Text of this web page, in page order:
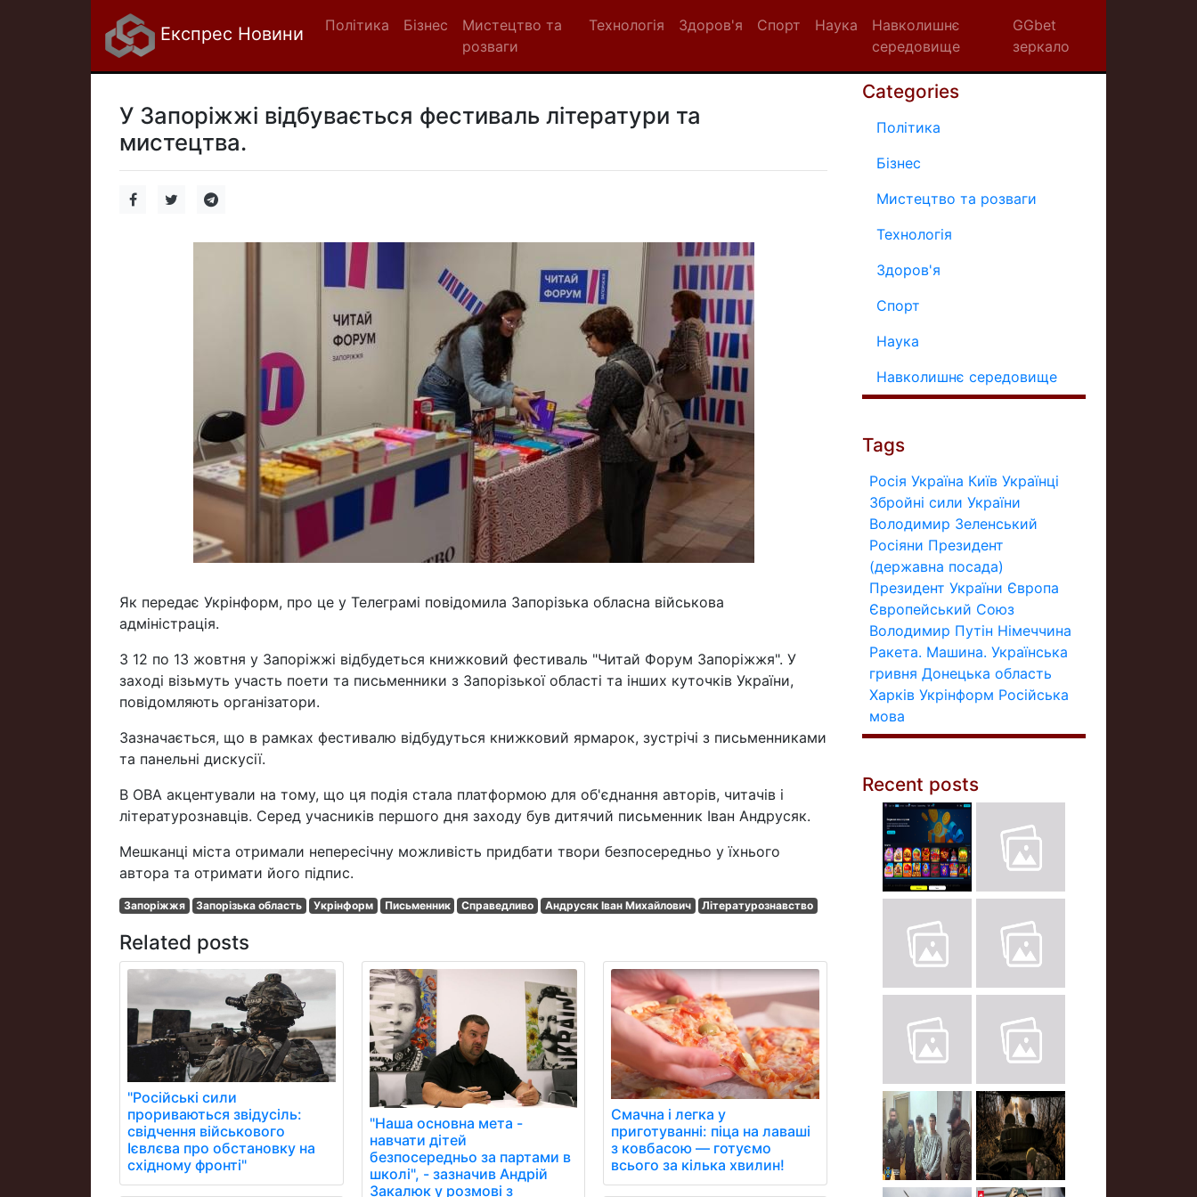
Експрес Новини Політика Бізнес
Мистецтво та
розваги
Технологія Здоров'я Спорт Наука
Навколишнє
середовище
GGbet
зеркало
У Запоріжжі відбувається фестиваль літератури та
мистецтва.
Як передає Укрінформ, про це у Телеграмі повідомила Запорізька обласна військова
адміністрація.
З 12 по 13 жовтня у Запоріжжі відбудеться книжковий фестиваль "Читай Форум Запоріжжя". У
заході візьмуть участь поети та письменники з Запорізької області та інших куточків України,
повідомляють організатори.
Зазначається, що в рамках фестивалю відбудуться книжковий ярмарок, зустрічі з письменниками
та панельні дискусії.
В ОВА акцентували на тому, що ця подія стала платформою для об'єднання авторів, читачів і
літературознавців. Серед учасників першого дня заходу був дитячий письменник Іван Андрусяк.
Мешканці міста отримали непересічну можливість придбати твори безпосередньо у їхнього
автора та отримати його підпис.
Запоріжжя Запорізька область Укрінформ Письменник Справедливо Андрусяк Іван Михайлович Літературознавство
Related posts
"Російські сили
прориваються звідусіль:
свідчення військового
Ієвлєва про обстановку на
східному фронті"
"Наша основна мета -
навчати дітей
безпосередньо за партами в
школі", - зазначив Андрій
Закалюк у розмові з
Смачна і легка у
приготуванні: піца на лаваші
з ковбасою — готуємо
всього за кілька хвилин!
Categories
Політика
Бізнес
Мистецтво та розваги
Технологія
Здоров'я
Спорт
Наука
Навколишнє середовище
Tags
Росія Україна Київ Українці
Збройні сили України
Володимир Зеленський
Росіяни Президент
(державна посада)
Президент України Європа
Європейський Союз
Володимир Путін Німеччина
Ракета. Машина. Українська
гривня Донецька область
Харків Укрінформ Російська
мова
Recent posts